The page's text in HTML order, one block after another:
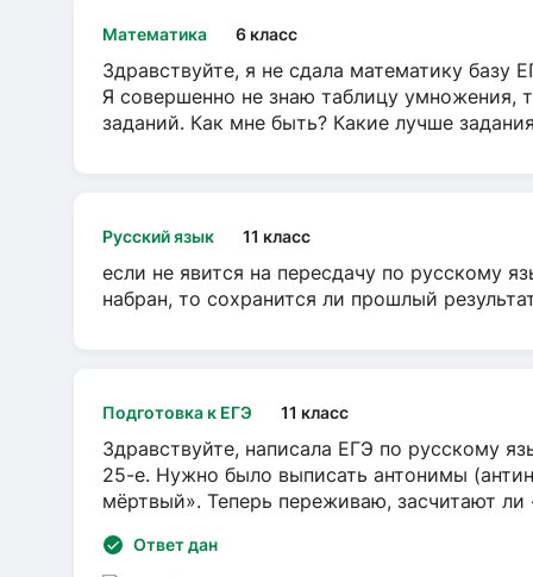
Математика 6 класс
Здравствуйте, я не сдала математику базу
Я совершенно не знаю таблицу умножения,
заданий. Как мне быть? Какие лучше
Русский язык 11 класс
если не явится на пересдачу по русскому
набран, то сохранится ли прошлый
Подготовка к ЕГЭ 11 класс
Здравствуйте, написала ЕГЭ по русскому
25-е. Нужно было выписать антонимы
мёртвый». Теперь переживаю, засчитают ли
Ответ дан